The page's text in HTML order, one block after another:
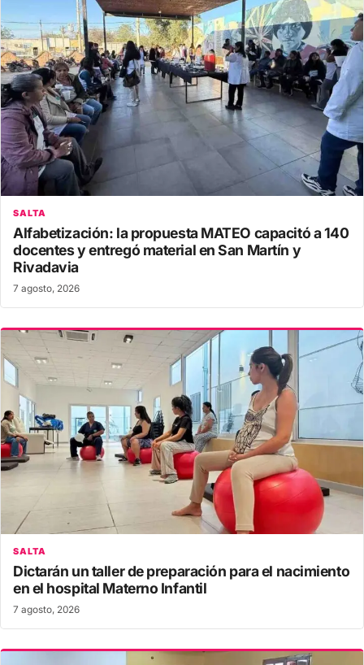
SALTA
Alfabetización: la propuesta MATEO capacitó a 140
docentes y entregó material en San Martín y
Rivadavia
7 agosto, 2026
SALTA
Dictarán un taller de preparación para el nacimiento
en el hospital Materno Infantil
7 agosto, 2026